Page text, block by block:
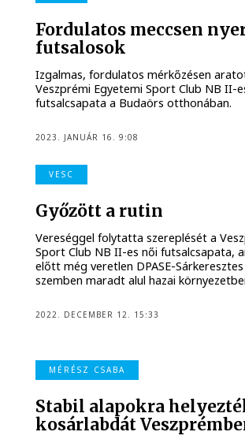
Fordulatos meccsen
futsalosok
Izgalmas, fordulatos mérkőzésen
Veszprémi Egyetemi Sport Club NB II-
futsalcsapata a Budaörs otthonában.
2023. JANUÁR 16. 9:08
VESC
Győzött a rutin
Vereséggel folytatta szereplését a
Sport Club NB II-es női futsalcsapata,
előtt még veretlen DPASE-
szemben maradt alul hazai
2022. DECEMBER 12. 15:33
MÉRÉSZ CSABA
Stabil alapokra
kosárlabdát